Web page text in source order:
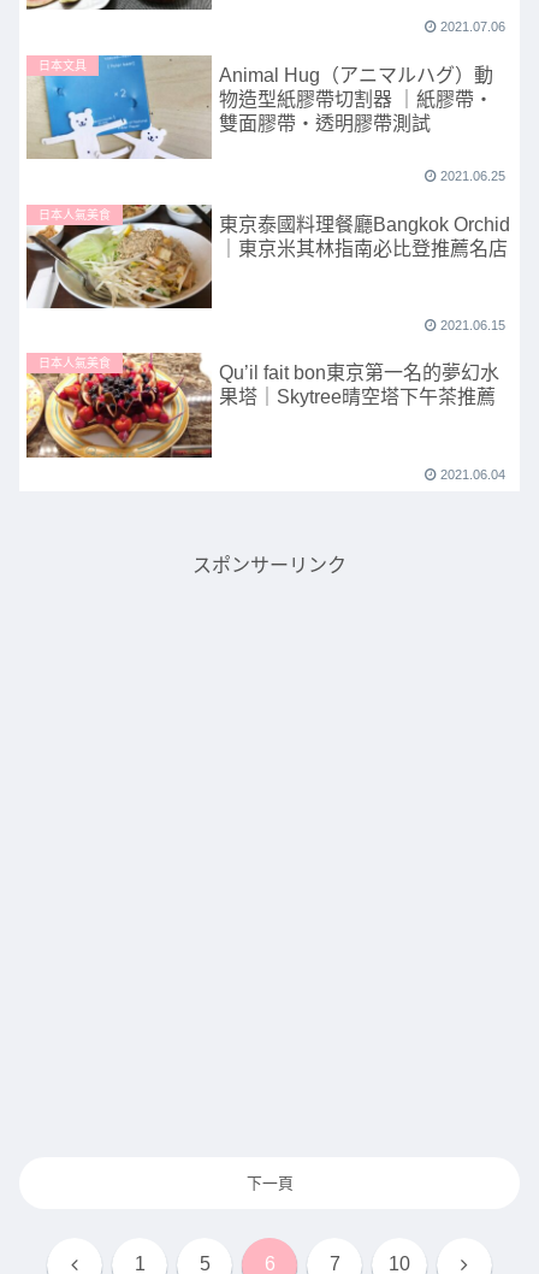
2021.07.06
日本文具
Animal Hug（アニマルハグ）動
物造型紙膠帶切割器 ｜紙膠帶・
雙面膠帶・透明膠帶測試
2021.06.25
日本人氣美食
東京泰國料理餐廳Bangkok Orchid
｜東京米其林指南必比登推薦名店
2021.06.15
日本人氣美食
Qu’il fait bon東京第一名的夢幻水
果塔｜Skytree晴空塔下午茶推薦
2021.06.04
スポンサーリンク
下一頁
上 1 5 6 7 10 下